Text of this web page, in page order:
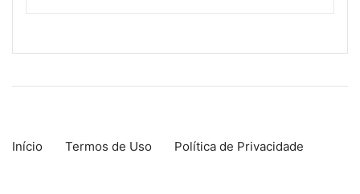
Início Termos de Uso Política de Privacidade